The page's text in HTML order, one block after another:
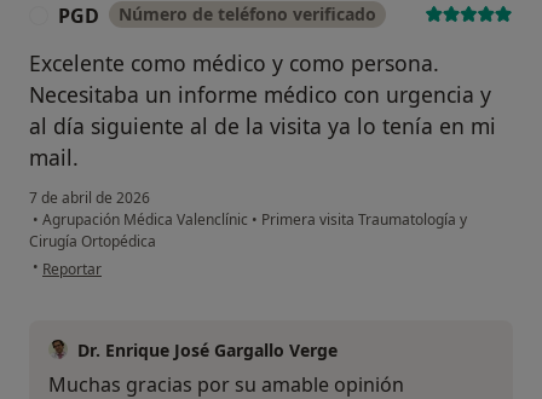
PGD Número de teléfono verificado
Excelente como médico y como persona.
Necesitaba un informe médico con urgencia y
al día siguiente al de la visita ya lo tenía en mi
mail.
7 de abril de 2026
• Agrupación Médica Valenclínic • Primera visita Traumatología y
Cirugía Ortopédica
• en opinión del usuario PGD
Reportar
Dr. Enrique José Gargallo Verge
Muchas gracias por su amable opinión